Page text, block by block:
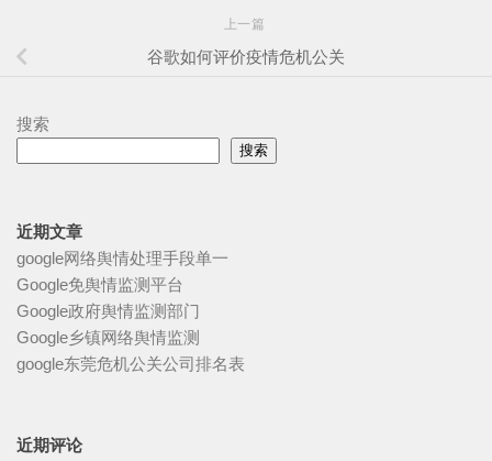
上一篇
谷歌如何评价疫情危机公关
搜索
搜索
近期文章
google网络舆情处理手段单一
Google免舆情监测平台
Google政府舆情监测部门
Google乡镇网络舆情监测
google东莞危机公关公司排名表
近期评论